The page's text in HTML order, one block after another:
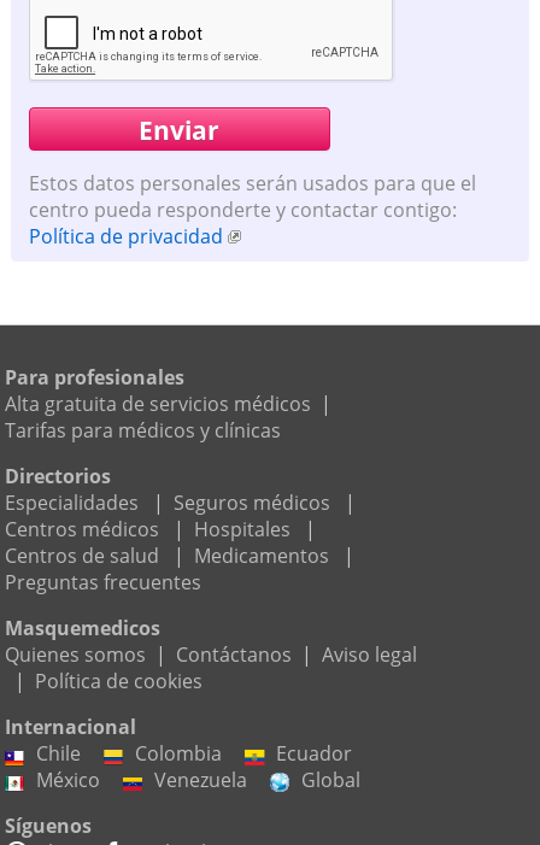
Estos datos personales serán usados para que el
centro pueda responderte y contactar contigo:
Política de privacidad
Para profesionales
Alta gratuita de servicios médicos |
Tarifas para médicos y clínicas
Directorios
Especialidades
| Seguros médicos
|
Centros médicos
| Hospitales
|
Centros de salud
| Medicamentos
|
Preguntas frecuentes
Masquemedicos
Quienes somos | Contáctanos | Aviso legal
| Política de cookies
Internacional
Chile
Colombia
Ecuador
México
Venezuela
Global
Síguenos